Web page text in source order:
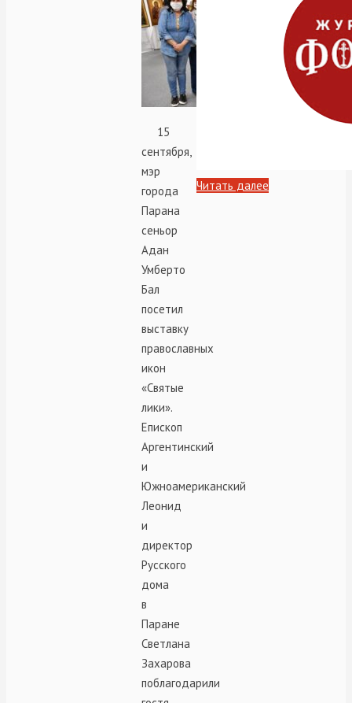
15
сентября,
мэр
города
Парана
сеньор
Адан
Умберто
Бал
посетил
выставку
православных
икон
«Святые
лики».
Епископ
Аргентинский
и
Южноамериканский
Леонид
и
директор
Русского
дома
в
Паране
Светлана
Захарова
поблагодарили
Читать далее